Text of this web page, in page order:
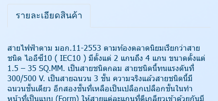
รายละเอียดสินค้า
สายไฟฟ้าตาม มอก.11-2553 ตามท้องตลาดนิยมเรียกว่าสาย
ชนิด ไออีซี10 ( IEC10 ) มีตั้งแต่ 2 แกนถึง 4 แกน ขนาดตั้งแต่
1.5 – 35 SQ.MM. เป็นสายชนิดกลม สายชนิดนี้ทนแรงดันที่
300/500 V. เป็นสายฉนวน 3 ชั้น ความจริงแล้วสายชนิดนี้มี
ฉนวนชั้นเดียว อีกสองชั้นที่เหลือเป็นเปลือกเปลือกชั้นในทำ
หน้าที่เป็นแบบ (Form) ให้สายแต่ละแกนที่ตีเกลียวเข้าด้วยกันมี